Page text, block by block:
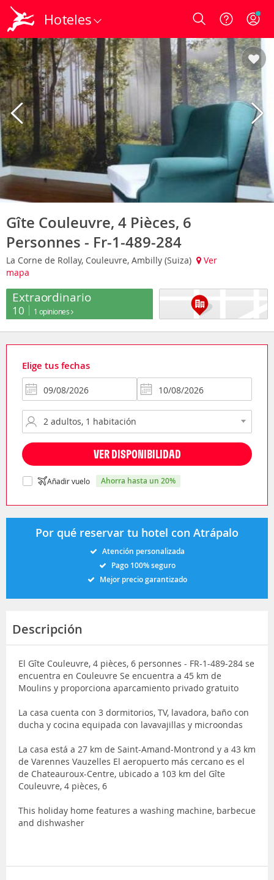
Hoteles Login
Gîte Couleuvre, 4 Pièces, 6
Personnes - Fr-1-489-284
La Corne de Rollay, Couleuvre, Ambilly (Suiza)
Ver
mapa
Extraordinario
10 1 opiniones
Elige tus fechas
VER DISPONIBILIDAD
Añadir vuelo ahorra hasta un 20%
Por qué reservar tu hotel con Atrápalo
Atención personalizada
Pago 100% seguro
Mejor precio garantizado
Descripción
El Gîte Couleuvre, 4 pièces, 6 personnes - FR-1-489-284 se
encuentra en Couleuvre Se encuentra a 45 km de
Moulins y proporciona aparcamiento privado gratuito
La casa cuenta con 3 dormitorios, TV, lavadora, baño con
ducha y cocina equipada con lavavajillas y microondas
La casa está a 27 km de Saint-Amand-Montrond y a 43 km
de Varennes Vauzelles El aeropuerto más cercano es el
de Chateauroux-Centre, ubicado a 103 km del Gîte
Couleuvre, 4 pièces, 6
This holiday home features a washing machine, barbecue
and dishwasher